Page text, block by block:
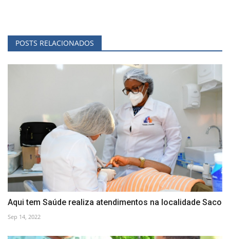
POSTS RELACIONADOS
Aqui tem Saúde realiza atendimentos na localidade Saco
Sep 14, 2022